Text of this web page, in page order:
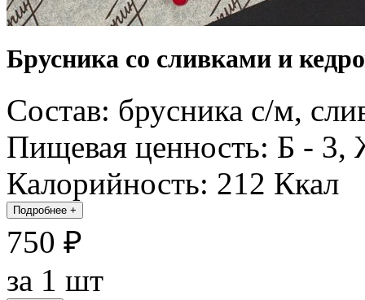
Брусника со сливками и
Состав: брусника с/м,
Пищевая ценность: Б -
Калорийность: 212 Ккал
Подробнее +
750 ₽
за 1 шт